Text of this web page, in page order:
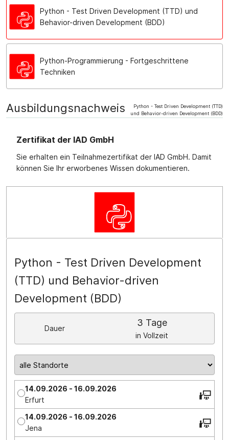
Python - Test Driven Development (TTD) und
Behavior-driven Development (BDD)
Python-Programmierung - Fortgeschrittene
Techniken
Ausbildungsnachweis
Python - Test Driven Development (TTD)
und Behavior-driven Development (BDD)
Zertifikat der IAD GmbH
Sie erhalten ein Teilnahmezertifikat der IAD GmbH. Damit
können Sie Ihr erworbenes Wissen dokumentieren.
Python - Test Driven Development
(TTD) und Behavior-driven
Development (BDD)
Dauer
3 Tage
in Vollzeit
14.09.2026 - 16.09.2026
Erfurt
14.09.2026 - 16.09.2026
Jena